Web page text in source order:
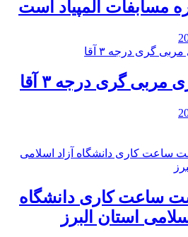
مسابفات المپیاد است
مربی گری درجه ۳ آقا
ساعت کاری دانشگاه
استان البرز